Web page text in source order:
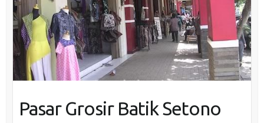
Pasar Grosir Batik Setono